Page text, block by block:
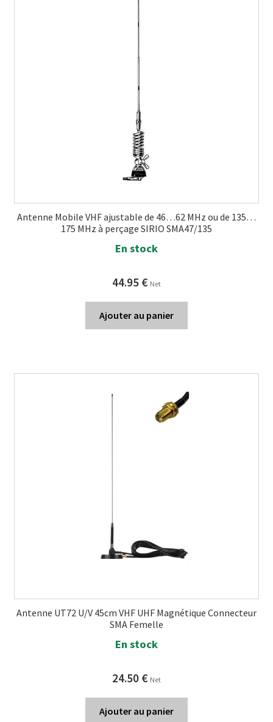
Antenne Mobile VHF ajustable de 46…62 MHz ou de 135…
175 MHz à perçage SIRIO SMA47/135
En stock
44.95 € Net
Ajouter au panier
Antenne UT72 U/V 45cm VHF UHF Magnétique Connecteur
SMA Femelle
En stock
24.50 € Net
Ajouter au panier